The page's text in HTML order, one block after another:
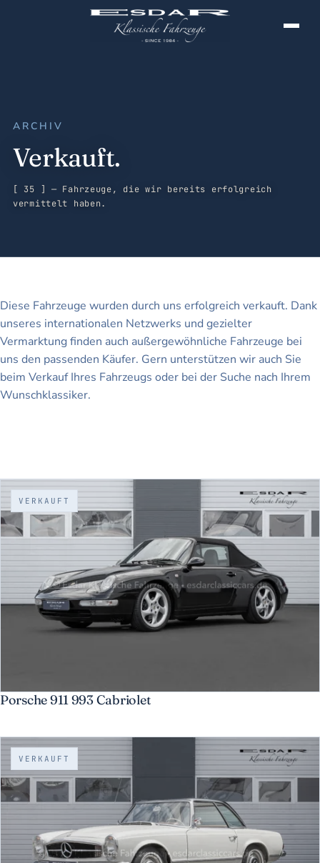
ARCHIV
Verkauft.
[ 35 ] — Fahrzeuge, die wir bereits erfolgreich
vermittelt haben.
Diese Fahrzeuge wurden durch uns erfolgreich verkauft. Dank
unseres internationalen Netzwerks und gezielter
Vermarktung finden auch außergewöhnliche Fahrzeuge bei
uns den passenden Käufer. Gern unterstützen wir auch Sie
beim Verkauf Ihres Fahrzeugs oder bei der Suche nach Ihrem
Wunschklassiker.
VERKAUFT
Porsche 911 993 Cabriolet
VERKAUFT